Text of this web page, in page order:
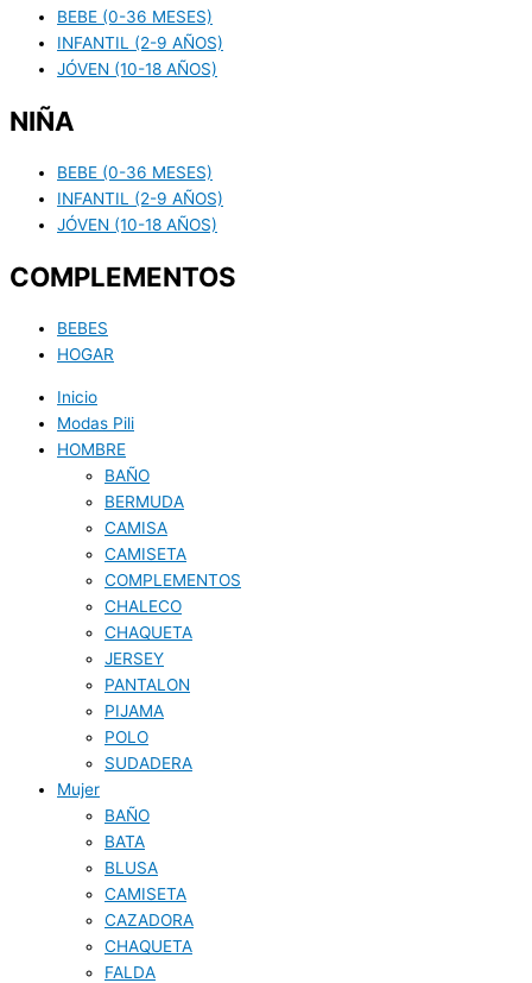
BEBE (0-36 MESES)
INFANTIL (2-9 AÑOS)
JÓVEN (10-18 AÑOS)
NIÑA
BEBE (0-36 MESES)
INFANTIL (2-9 AÑOS)
JÓVEN (10-18 AÑOS)
COMPLEMENTOS
BEBES
HOGAR
Inicio
Modas Pili
HOMBRE
BAÑO
BERMUDA
CAMISA
CAMISETA
COMPLEMENTOS
CHALECO
CHAQUETA
JERSEY
PANTALON
PIJAMA
POLO
SUDADERA
Mujer
BAÑO
BATA
BLUSA
CAMISETA
CAZADORA
CHAQUETA
FALDA